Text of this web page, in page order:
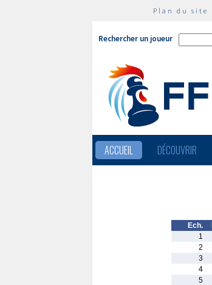
Plan du site
Rechercher un joueur
ACCUEIL DÉCOUVRIR
Ech.
1
2
3
4
5